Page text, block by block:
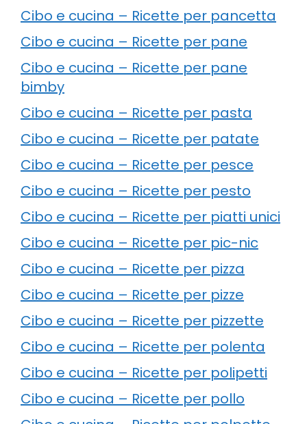
Cibo e cucina – Ricette per pancetta
Cibo e cucina – Ricette per pane
Cibo e cucina – Ricette per pane
bimby
Cibo e cucina – Ricette per pasta
Cibo e cucina – Ricette per patate
Cibo e cucina – Ricette per pesce
Cibo e cucina – Ricette per pesto
Cibo e cucina – Ricette per piatti unici
Cibo e cucina – Ricette per pic-nic
Cibo e cucina – Ricette per pizza
Cibo e cucina – Ricette per pizze
Cibo e cucina – Ricette per pizzette
Cibo e cucina – Ricette per polenta
Cibo e cucina – Ricette per polipetti
Cibo e cucina – Ricette per pollo